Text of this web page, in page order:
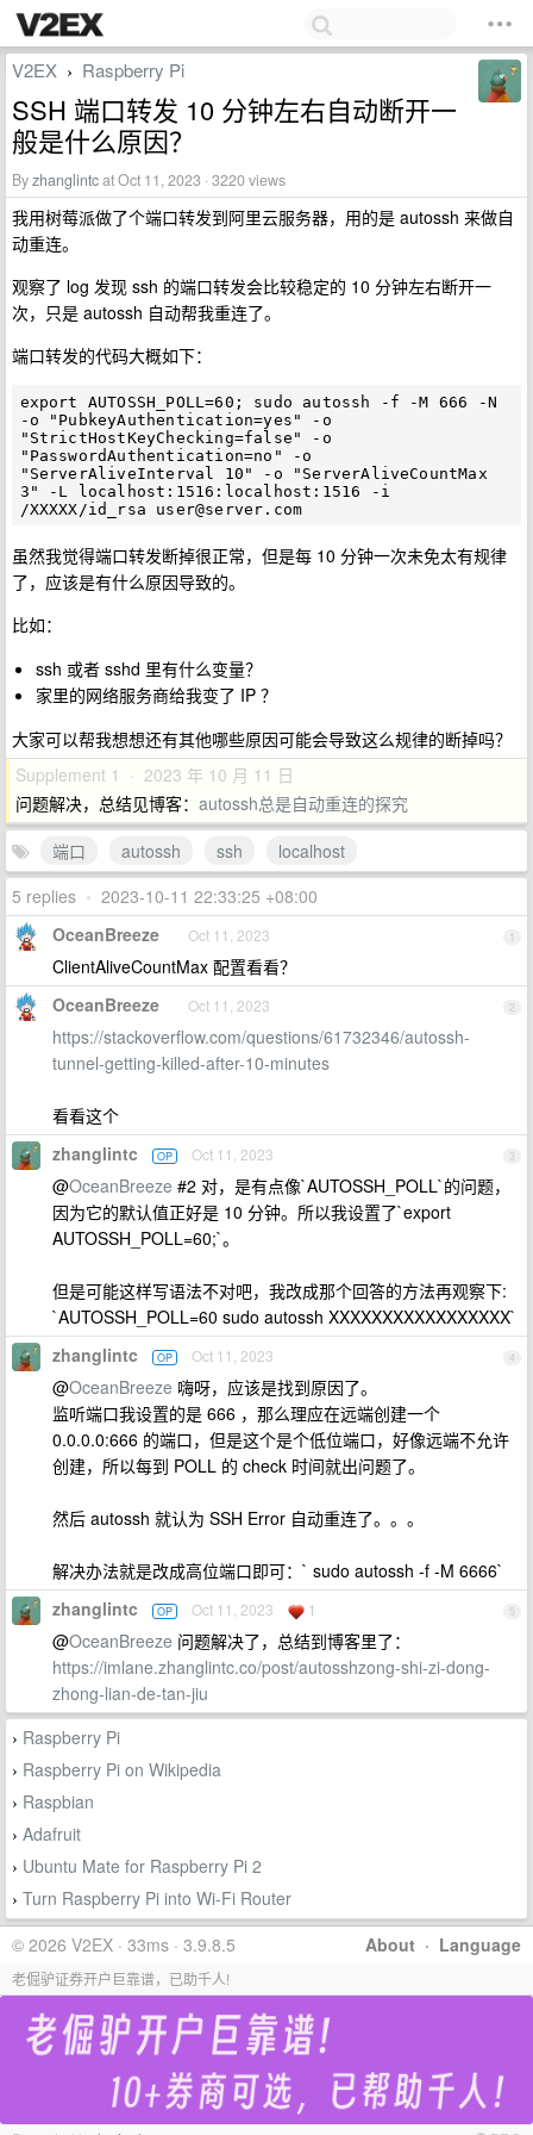
V2EX › Raspberry Pi
SSH 端口转发 10 分钟左右自动断开一
般是什么原因？
Byzhanglintcat Oct 11, 2023 · 3220 views
我用树莓派做了个端口转发到阿里云服务器，用的是 autossh 来做自
动重连。
观察了 log 发现 ssh 的端口转发会比较稳定的 10 分钟左右断开一
次，只是 autossh 自动帮我重连了。
端口转发的代码大概如下：
export AUTOSSH_POLL=60; sudo autossh -f -M 666 -N
-o "PubkeyAuthentication=yes" -o
"StrictHostKeyChecking=false" -o
"PasswordAuthentication=no" -o
"ServerAliveInterval 10" -o "ServerAliveCountMax
3" -L localhost:1516:localhost:1516 -i
/XXXXX/id_rsa user@server.com
虽然我觉得端口转发断掉很正常，但是每 10 分钟一次未免太有规律
了，应该是有什么原因导致的。
比如：
ssh 或者 sshd 里有什么变量？
家里的网络服务商给我变了 IP ？
大家可以帮我想想还有其他哪些原因可能会导致这么规律的断掉吗？
Supplement 1 · 2023 年 10 月 11 日
问题解决，总结见博客： autossh总是自动重连的探究
端口
autossh ssh
localhost
5 replies • 2023-10-11 22:33:25 +08:00
1
OceanBreeze Oct 11, 2023
ClientAliveCountMax 配置看看？
2
OceanBreeze Oct 11, 2023
https://stackoverflow.com/questions/61732346/autossh-
tunnel-getting-killed-after-10-minutes
看看这个
3
zhanglintc OP Oct 11, 2023
@OceanBreeze #2 对，是有点像`AUTOSSH_POLL`的问题，
因为它的默认值正好是 10 分钟。所以我设置了`export
AUTOSSH_POLL=60;`。
但是可能这样写语法不对吧，我改成那个回答的方法再观察下:
`AUTOSSH_POLL=60 sudo autossh XXXXXXXXXXXXXXXXX`
4
zhanglintc OP Oct 11, 2023
@OceanBreeze 嗨呀，应该是找到原因了。
监听端口我设置的是 666 ，那么理应在远端创建一个
0.0.0.0:666 的端口，但是这个是个低位端口，好像远端不允许
创建，所以每到 POLL 的 check 时间就出问题了。
然后 autossh 就认为 SSH Error 自动重连了。。。
解决办法就是改成高位端口即可：` sudo autossh -f -M 6666`
5
zhanglintc OP Oct 11, 2023 1
@OceanBreeze 问题解决了，总结到博客里了：
https://imlane.zhanglintc.co/post/autosshzong-shi-zi-dong-
zhong-lian-de-tan-jiu
› Raspberry Pi
› Raspberry Pi on Wikipedia
› Raspbian
› Adafruit
› Ubuntu Mate for Raspberry Pi 2
› Turn Raspberry Pi into Wi-Fi Router
About · Language
© 2026 V2EX · 33ms · 3.9.8.5
老倔驴证券开户巨靠谱，已助千人!